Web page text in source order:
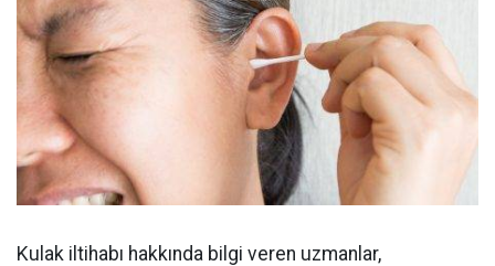
Kulak iltihabı hakkında bilgi veren uzmanlar,